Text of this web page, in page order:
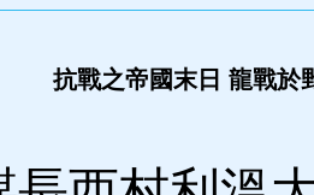
抗戰之帝國末日 龍戰於